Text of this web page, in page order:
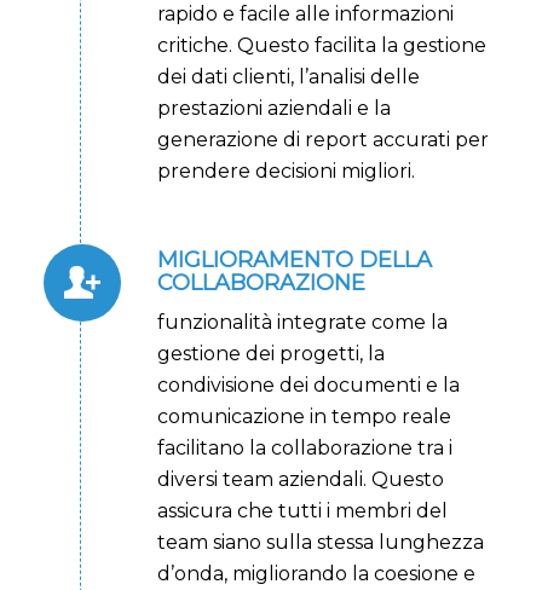
rapido e facile alle informazioni
critiche. Questo facilita la gestione
dei dati clienti, l’analisi delle
prestazioni aziendali e la
generazione di report accurati per
prendere decisioni migliori.
MIGLIORAMENTO DELLA
COLLABORAZIONE
funzionalità integrate come la
gestione dei progetti, la
condivisione dei documenti e la
comunicazione in tempo reale
facilitano la collaborazione tra i
diversi team aziendali. Questo
assicura che tutti i membri del
team siano sulla stessa lunghezza
d’onda, migliorando la coesione e